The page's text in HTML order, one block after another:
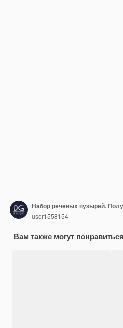
Набор речевых пузырей.
user1558154
Вам также могут